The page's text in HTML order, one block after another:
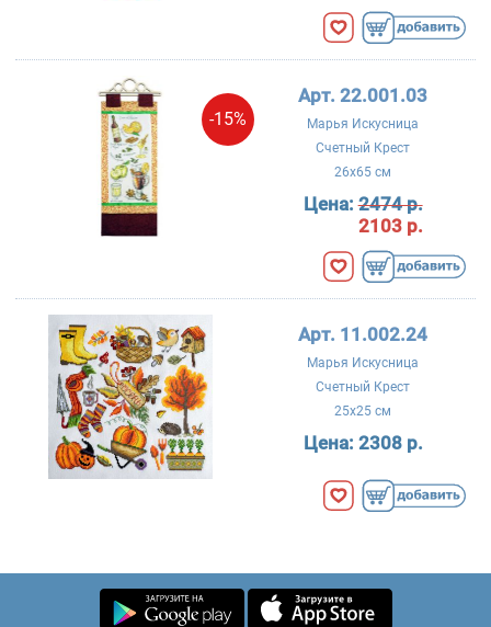
-15%
Арт. 22.001.03
Марья Искусница
Счетный Крест
26x65 см
Цена:2474 р.
2103 р.
Арт. 11.002.24
Марья Искусница
Счетный Крест
25x25 см
Цена: 2308 р.